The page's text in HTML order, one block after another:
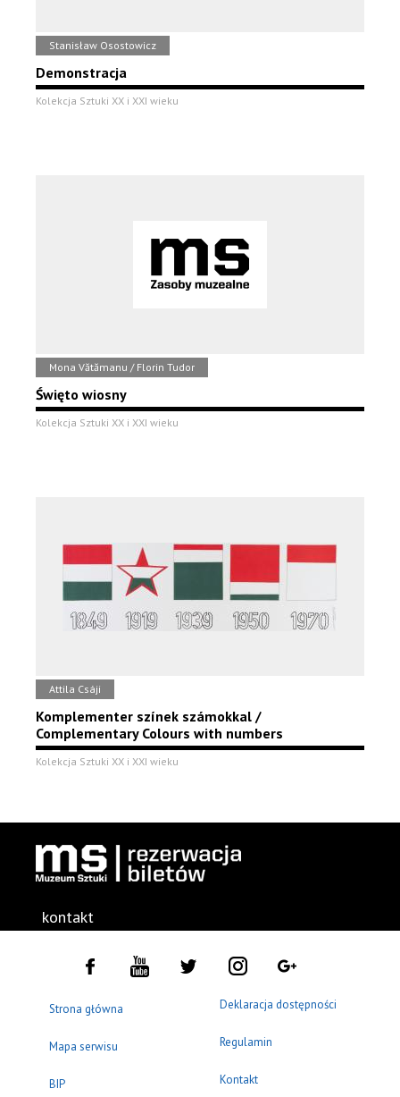
Stanisław Osostowicz
Demonstracja
Kolekcja Sztuki XX i XXI wieku
Mona Vătămanu / Florin Tudor
Święto wiosny
Kolekcja Sztuki XX i XXI wieku
Attila Csáji
Komplementer színek számokkal /
Complementary Colours with numbers
Kolekcja Sztuki XX i XXI wieku
kontakt
Strona główna
Mapa serwisu
BIP
Deklaracja dostępności
Regulamin
Kontakt